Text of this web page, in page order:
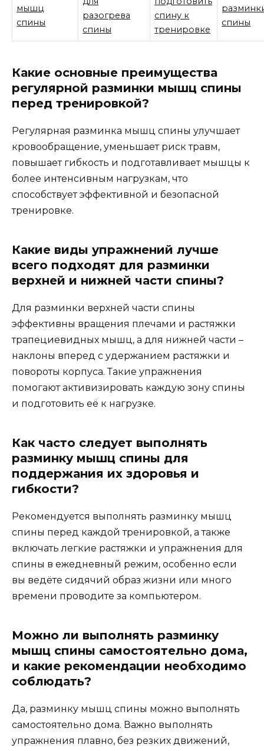
мышц
спины
разогрева
спины
спину к
тренировке
спины
Какие основные преимущества
регулярной разминки мышц спины
перед тренировкой?
Регулярная разминка мышц спины улучшает
кровообращение, уменьшает риск травм,
повышает гибкость и подготавливает мышцы к
более интенсивным нагрузкам, что
способствует эффективной и безопасной
тренировке.
Какие виды упражнений лучше
всего подходят для разминки
верхней и нижней части спины?
Для разминки верхней части спины
эффективны вращения плечами и растяжки
трапециевидных мышц, а для нижней части –
наклоны вперед с удержанием растяжки и
повороты корпуса. Такие упражнения
помогают активизировать каждую зону спины
и подготовить её к нагрузке.
Как часто следует выполнять
разминку мышц спины для
поддержания их здоровья и
гибкости?
Рекомендуется выполнять разминку мышц
спины перед каждой тренировкой, а также
включать легкие растяжки и упражнения для
спины в ежедневный режим, особенно если
вы ведёте сидячий образ жизни или много
времени проводите за компьютером.
Можно ли выполнять разминку
мышц спины самостоятельно дома,
и какие рекомендации необходимо
соблюдать?
Да, разминку мышц спины можно выполнять
самостоятельно дома. Важно выполнять
упражнения плавно, без резких движений,